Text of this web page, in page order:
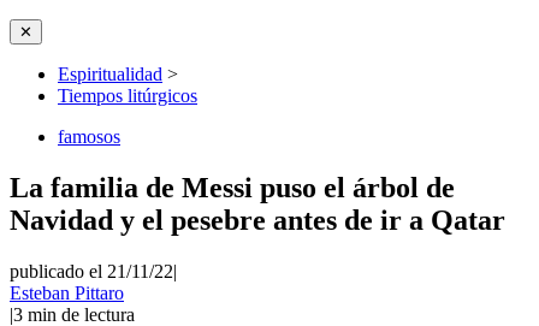
✕
Espiritualidad >
Tiempos litúrgicos
famosos
La familia de Messi puso el árbol de
Navidad y el pesebre antes de ir a Qatar
publicado el 21/11/22|
Esteban Pittaro
|3 min de lectura